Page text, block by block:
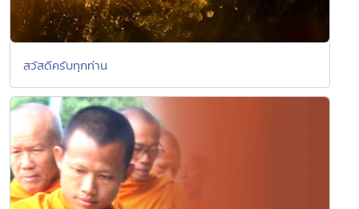
สวัสดีครับทุกท่าน